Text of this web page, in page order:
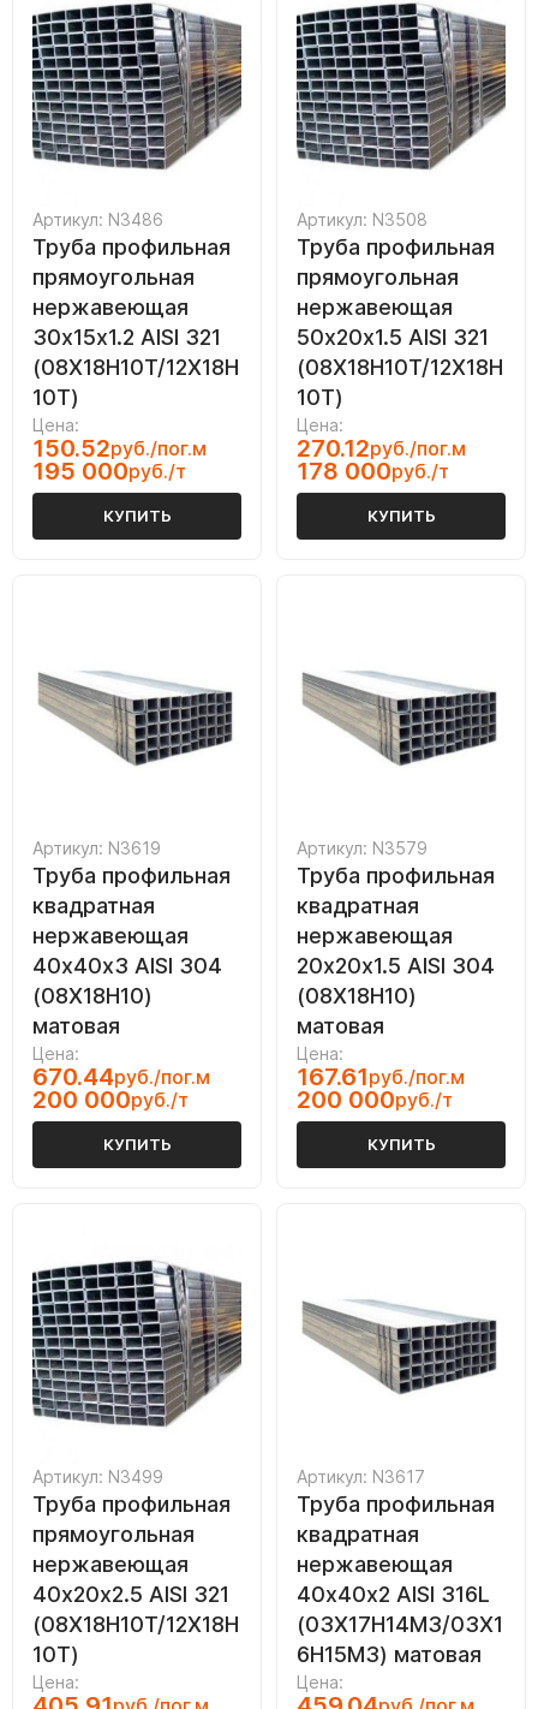
Артикул: N3486
Труба профильная
прямоугольная
нержавеющая
30х15х1.2 AISI 321
(08Х18Н10Т/12Х18Н
10Т)
Цена:
150.52руб./пог.м
195 000руб./т
КУПИТЬ
Артикул: N3508
Труба профильная
прямоугольная
нержавеющая
50х20х1.5 AISI 321
(08Х18Н10Т/12Х18Н
10Т)
Цена:
270.12руб./пог.м
178 000руб./т
КУПИТЬ
Артикул: N3619
Труба профильная
квадратная
нержавеющая
40х40х3 AISI 304
(08Х18Н10)
матовая
Цена:
670.44руб./пог.м
200 000руб./т
КУПИТЬ
Артикул: N3579
Труба профильная
квадратная
нержавеющая
20х20х1.5 AISI 304
(08Х18Н10)
матовая
Цена:
167.61руб./пог.м
200 000руб./т
КУПИТЬ
Артикул: N3499
Труба профильная
прямоугольная
нержавеющая
40х20х2.5 AISI 321
(08Х18Н10Т/12Х18Н
10Т)
Цена:
Артикул: N3617
Труба профильная
квадратная
нержавеющая
40х40х2 AISI 316L
(03Х17Н14М3/03Х1
6Н15М3) матовая
Цена: